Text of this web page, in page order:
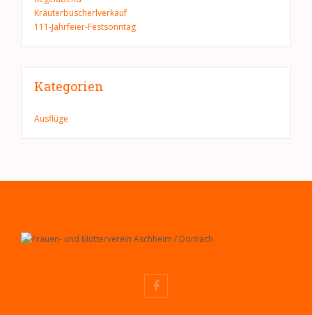
Kräuterbüscherlverkauf
111-Jahrfeier-Festsonntag
Kategorien
Ausflüge